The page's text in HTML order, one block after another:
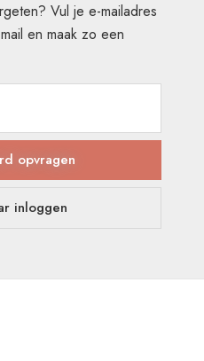
Vul je e-mailadres
en maak zo een
opvragen
inloggen